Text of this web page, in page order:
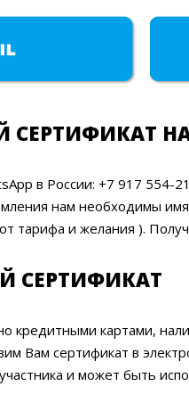
СЕРТИФИКАТ
в России: +7 917
нам необходимы
тарифа и желания ).
СЕРТИФИКАТ
кредитными картами,
Вам сертификат в
и может быть